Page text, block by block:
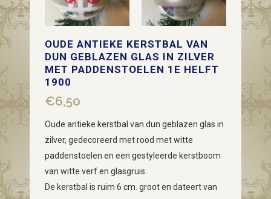
OUDE ANTIEKE KERSTBAL VAN
DUN GEBLAZEN GLAS IN ZILVER
MET PADDENSTOELEN 1E HELFT
1900
€6,50
Oude antieke kerstbal van dun geblazen glas in
zilver, gedecoreerd met rood met witte
paddenstoelen en een gestyleerde kerstboom
van witte verf en glasgruis.
De kerstbal is ruim 6 cm. groot en dateert van